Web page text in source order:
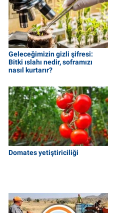
Geleceğimizin gizli şifresi:
Bitki ıslahı nedir, soframızı
nasıl kurtarır?
Domates yetiştiriciliği